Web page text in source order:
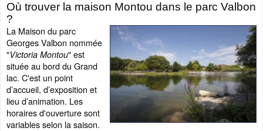
Où trouver la maison Montou dans le parc Valbon
?
La Maison du parc
Georges Valbon nommée
"Victoria Montou" est
située au bord du Grand
lac. C'est un point
d’accueil, d’exposition et
lieu d’animation. Les
horaires d'ouverture sont
variables selon la saison.